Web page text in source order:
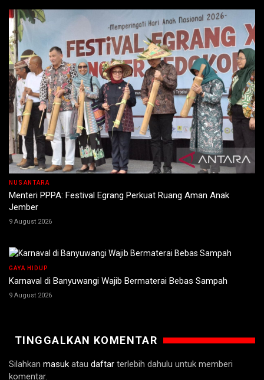
NUSANTARA
Menteri PPPA: Festival Egrang Perkuat Ruang Aman Anak
Jember
9 August 2026
GAYA HIDUP
Karnaval di Banyuwangi Wajib Bermaterai Bebas Sampah
9 August 2026
TINGGALKAN KOMENTAR
Silahkan masuk atau daftar terlebih dahulu untuk memberi
komentar.